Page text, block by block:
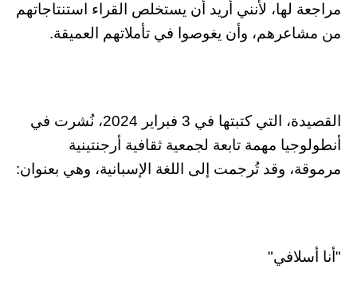
مراجعة لها، لأنني أريد أن يستخلص القراء استنتاجاتهم
من مشاعرهم، وأن يغوصوا في تأملاتهم العميقة.
القصيدة، التي كتبتها في 3 فبراير 2024، نُشرت في
أنطولوجيا مهمة تابعة لجمعية ثقافية أرجنتينية
مرموقة، وقد تُرجمت إلى اللغة الإسبانية، وهي بعنوان:
"أنا أسلافي"